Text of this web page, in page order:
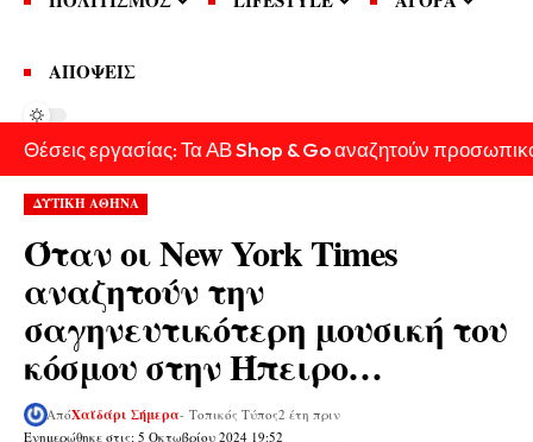
ΑΠΟΨΕΙΣ
Θέσεις εργασίας: Τα ΑΒ Shop & Go αναζητούν
ΔΥΤΙΚΗ ΑΘΗΝΑ
Όταν οι New York Times
αναζητούν την
σαγηνευτικότερη μουσική του
κόσμου στην Ήπειρο…
Ενημερώθηκε στις: 5 Οκτωβρίου 2024 19:52
ΑπόΧαϊδάρι Σήμερα- Τοπικός Τύπος2 έτη πριν